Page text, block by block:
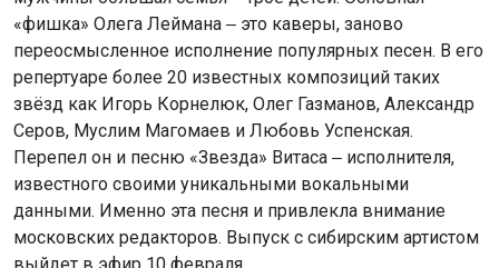
«фишка» Олега Леймана ‒ это каверы, заново
переосмысленное исполнение популярных песен. В его
репертуаре более 20 известных композиций таких
звёзд как Игорь Корнелюк, Олег Газманов, Александр
Серов, Муслим Магомаев и Любовь Успенская.
Перепел он и песню «Звезда» Витаса ‒ исполнителя,
известного своими уникальными вокальными
данными. Именно эта песня и привлекла внимание
московских редакторов. Выпуск с сибирским артистом